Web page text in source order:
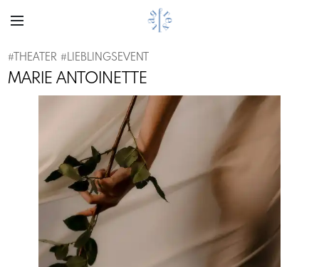
# THEATER #LIEBLINGSEVENT
MARIE ANTOINETTE
Previous